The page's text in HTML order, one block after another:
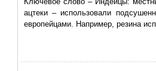
ацтеки – использовали
европейцами. Например, резина